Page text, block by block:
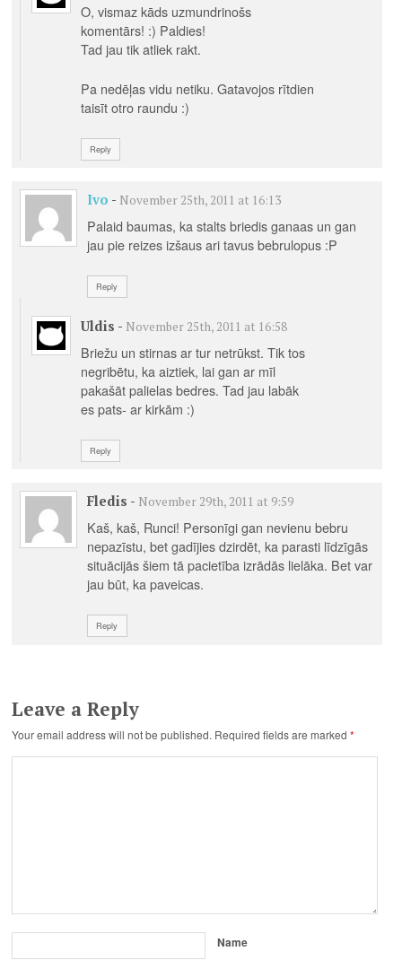
O, vismaz kāds uzmundrinošs
komentārs! :) Paldies!
Tad jau tik atliek rakt.
Pa nedēļas vidu netiku. Gatavojos rītdien
taisīt otro raundu :)
Reply
Ivo - November 25th, 2011 at 16:13
Palaid baumas, ka stalts briedis ganaas un gan
jau pie reizes izšaus ari tavus bebrulopus :P
Reply
Uldis - November 25th, 2011 at 16:58
Briežu un stirnas ar tur netrūkst. Tik tos
negribētu, ka aiztiek, lai gan ar mīl
pakašāt palielas bedres. Tad jau labāk
es pats- ar kirkām :)
Reply
Fledis - November 29th, 2011 at 9:59
Kaš, kaš, Runci! Personīgi gan nevienu bebru
nepazīstu, bet gadījies dzirdēt, ka parasti līdzīgās
situācijās šiem tā pacietība izrādās lielāka. Bet var
jau būt, ka paveicas.
Reply
Leave a Reply
Your email address will not be published. Required fields are marked*
Name